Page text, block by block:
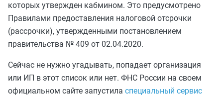
которых утвержден кабмином. Это предусмотрено
Правилами предоставления налоговой отсрочки
(рассрочки), утвержденными постановлением
правительства № 409 от 02.04.2020.
Сейчас не нужно угадывать, попадает организация
или ИП в этот список или нет. ФНС России на своем
официальном сайте запустила специальный сервис